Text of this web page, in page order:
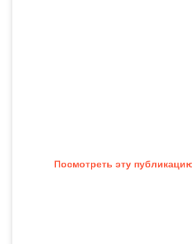
Посмотреть эту